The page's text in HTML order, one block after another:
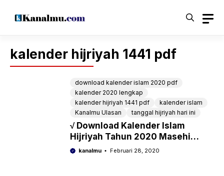
kalender hijriyah 1441 pdf
download kalender islam 2020 pdf
kalender 2020 lengkap
kalender hijriyah 1441 pdf
kalender islam
Kanalmu Ulasan
tanggal hijriyah hari ini
√ Download Kalender Islam
Hijriyah Tahun 2020 Masehi
1441-1442 H Pdf Lengkap
kanalmu Februari 28, 2020